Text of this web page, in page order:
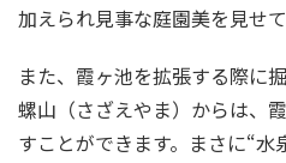
加えられ見事な庭園美を見せて
また、霞ヶ池を拡張する際に
螺山（さざえやま）からは、
すことができます。まさに“